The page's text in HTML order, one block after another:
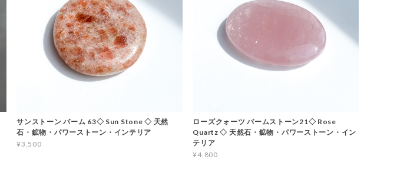
サンストーン パーム 63◇ Sun Stone ◇ 天然
石・鉱物・パワーストーン・インテリア
¥3,500
ローズクォーツ パームストーン21◇ Rose
Quartz ◇ 天然石・鉱物・パワーストーン・イン
テリア
¥4,800